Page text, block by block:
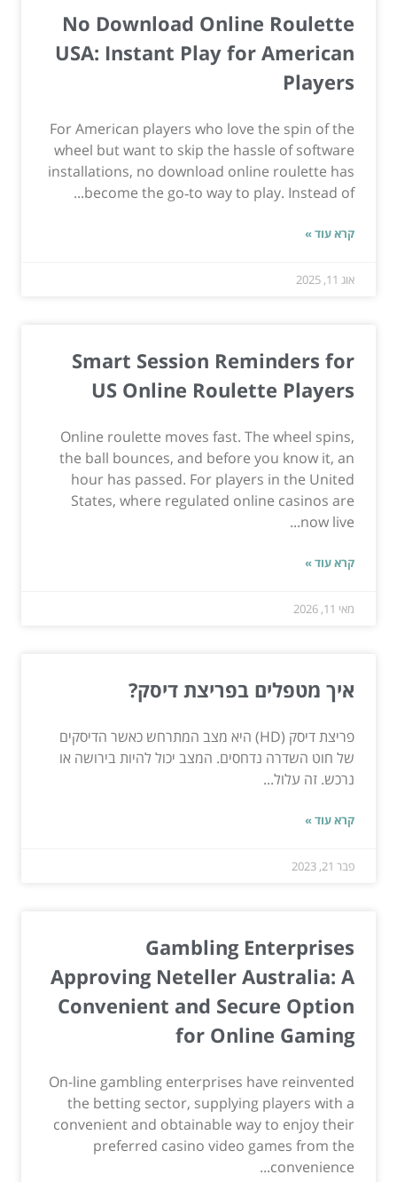
No Download Online Roulette
USA: Instant Play for American
Players
For American players who love the spin of the
wheel but want to skip the hassle of software
installations, no download online roulette has
become the go‑to way to play. Instead of...
קרא עוד »
אוג 11, 2025
Smart Session Reminders for
US Online Roulette Players
Online roulette moves fast. The wheel spins,
the ball bounces, and before you know it, an
hour has passed. For players in the United
States, where regulated online casinos are
now live...
קרא עוד »
מאי 11, 2026
איך מטפלים בפריצת דיסק?
פריצת דיסק (HD) היא מצב המתרחש כאשר הדיסקים
של חוט השדרה נדחסים. המצב יכול להיות בירושה או
נרכש. זה עלול...
קרא עוד »
פבר 21, 2023
Gambling Enterprises
Approving Neteller Australia: A
Convenient and Secure Option
for Online Gaming
On-line gambling enterprises have reinvented
the betting sector, supplying players with a
convenient and obtainable way to enjoy their
preferred casino video games from the
convenience...